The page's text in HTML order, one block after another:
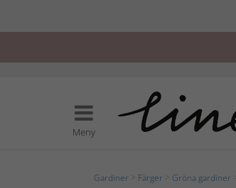
Meny
Gardiner Färger Gröna gardiner